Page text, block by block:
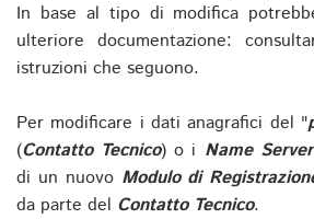
In base al tipo di modifica
ulteriore documentazione:
istruzioni che seguono.
Per modificare i dati anagrafici del "
(Contatto Tecnico) o i Name Server
di un nuovo Modulo di
da parte del Contatto Tecnico.